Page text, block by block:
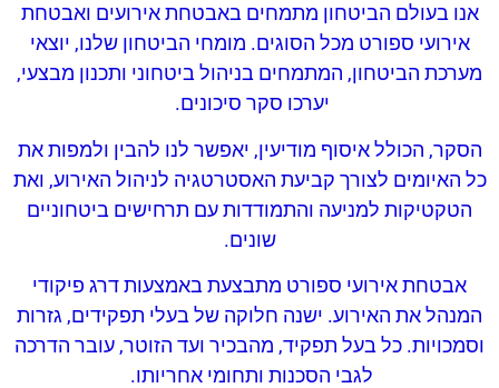
אנו בעולם הביטחון מתמחים באבטחת אירועים ואבטחת
אירועי ספורט מכל הסוגים. מומחי הביטחון שלנו, יוצאי
מערכת הביטחון, המתמחים בניהול ביטחוני ותכנון מבצעי,
יערכו סקר סיכונים.
הסקר, הכולל איסוף מודיעין, יאפשר לנו להבין ולמפות את
כל האיומים לצורך קביעת האסטרטגיה לניהול האירוע, ואת
הטקטיקות למניעה והתמודדות עם תרחישים ביטחוניים
שונים.
אבטחת אירועי ספורט מתבצעת באמצעות דרג פיקודי
המנהל את האירוע. ישנה חלוקה של בעלי תפקידים, גזרות
וסמכויות. כל בעל תפקיד, מהבכיר ועד הזוטר, עובר הדרכה
לגבי הסכנות ותחומי אחריותו.